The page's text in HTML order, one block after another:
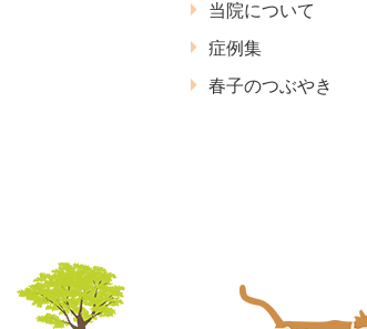
当院について
症例集
春子のつぶやき